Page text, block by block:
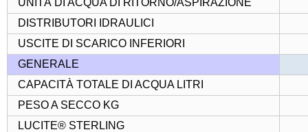
UNITÀ DI ACQUA DI RITORNO/ASPIRAZIONE
DISTRIBUTORI IDRAULICI
USCITE DI SCARICO INFERIORI
GENERALE
CAPACITÀ TOTALE DI ACQUA LITRI
PESO A SECCO KG
LUCITE® STERLING